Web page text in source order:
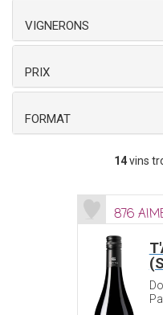
VIGNERONS
PRIX
FORMAT
14vins
876